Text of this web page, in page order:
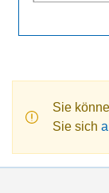
Sie
Sie sich